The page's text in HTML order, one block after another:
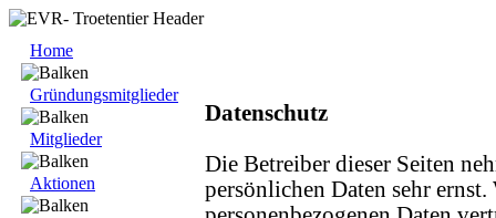
Home
Gründungsmitglieder
Mitglieder
Aktionen
Datenschutz
Die Betreiber dieser Seiten
persönlichen Daten sehr